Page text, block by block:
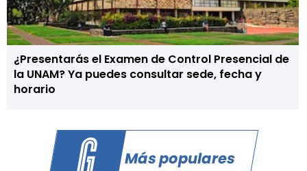
¿Presentarás el Examen de Control Presencial de
la UNAM? Ya puedes consultar sede, fecha y
horario
Más populares